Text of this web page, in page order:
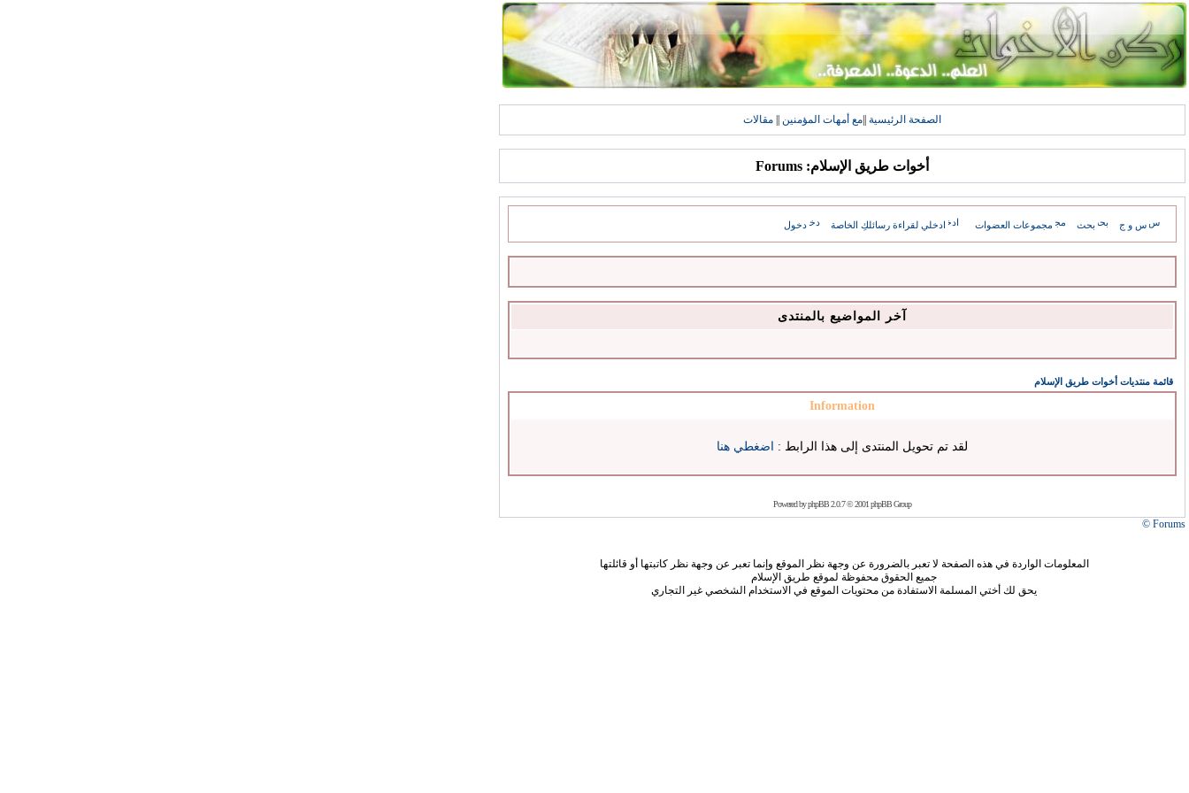
الصفحة الرئيسية مع أمهات المؤمنين مقالات
أخوات طريق الإسلام: Forums
س و ج بحث مجموعات العضوات ادخلي لقراءة رسائلكِ الخاصة دخول
آخر المواضيع بالمنتدى
قائمة منتديات أخوات طريق الإسلام
Information
لقد تم تحويل المنتدى إلى هذا الرابط : اضغطي هنا
Powered byphpBB2.0.7 © 2001 phpBB Group
Forums ©
المعلومات الواردة في هذه الصفحة لا تعبر بالضرورة عن وجهة نظر الموقع وإنما تعبر عن وجهة نظر كاتبتها أو قائلتها
جميع الحقوق محفوظة لموقع طريق الإسلام
يحق لك أختي المسلمة الاستفادة من محتويات الموقع في الاستخدام الشخصي غير التجاري